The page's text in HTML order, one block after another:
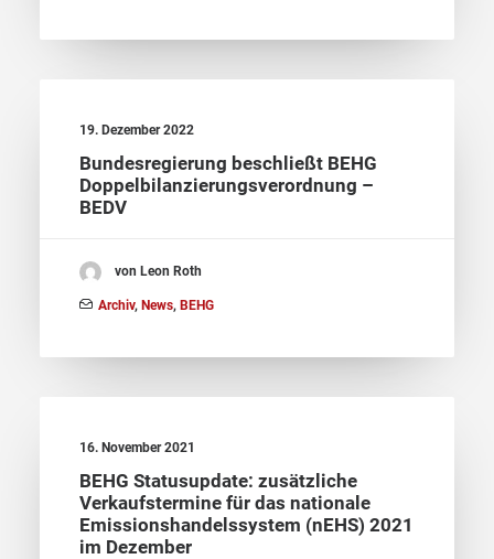
19. Dezember 2022
Bundesregierung beschließt BEHG
Doppelbilanzierungsverordnung –
BEDV
von Leon Roth
Archiv, News, BEHG
16. November 2021
BEHG Statusupdate: zusätzliche
Verkaufstermine für das nationale
Emissionshandelssystem (nEHS) 2021
im Dezember